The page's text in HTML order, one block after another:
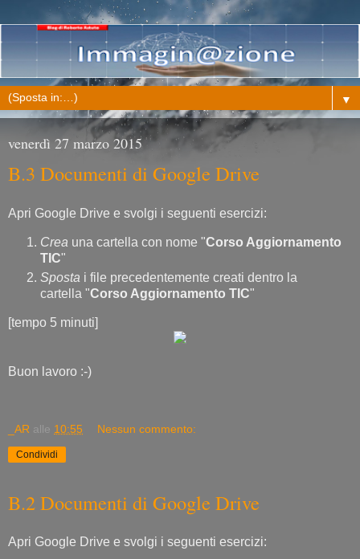
▼
venerdì 27 marzo 2015
B.3 Documenti di Google Drive
Apri Google Drive e svolgi i seguenti esercizi:
Crea una cartella con nome "Corso Aggiornamento
TIC"
Sposta i file precedentemente creati dentro la
cartella "Corso Aggiornamento TIC"
[tempo 5 minuti]
Buon lavoro :-)
_AR alle 10:55 Nessun commento:
Condividi
B.2 Documenti di Google Drive
Apri Google Drive e svolgi i seguenti esercizi: